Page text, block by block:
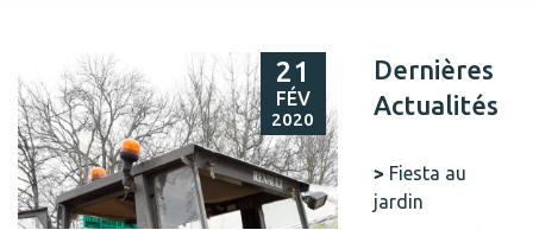
21
FÉV
2020
Dernières
Actualités
Fiesta au
jardin